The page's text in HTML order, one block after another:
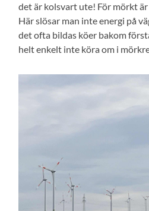
det är kolsvart ute! För mörkt
Här slösar man inte energi på
det ofta bildas köer bakom
helt enkelt inte köra om i